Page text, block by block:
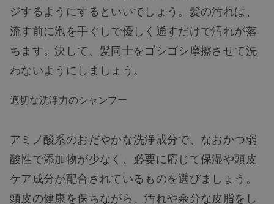
ジするようにするといいでしょう。髪の汚れは、
流す前に泡を手ぐしで優しく通すだけで汚れが落
ちます。決して、髪同士をゴシゴシ摩擦させて洗
わないようにしましょう。
適切な洗浄力のシャンプー
アミノ酸系のおだやかな洗浄成分で、なおかつ弱
酸性で添加物が少なく、必要に応じて保湿や頭皮
ケア成分が配合されているものを選びましょう。
頭皮の健康を保ちながら、汚れや余分な皮脂をし